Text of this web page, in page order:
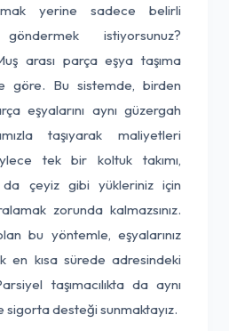
yerine sadece belirli
istiyorsunuz?
arası parça eşya taşıma
göre. Bu sistemde, birden
eşyalarını aynı güzergah
taşıyarak maliyetleri
tek bir koltuk takımı,
çeyiz gibi yükleriniz için
zorunda kalmazsınız.
bu yöntemle, eşyalarınız
en kısa sürede adresindeki
taşımacılıkta da aynı
desteği sunmaktayız.